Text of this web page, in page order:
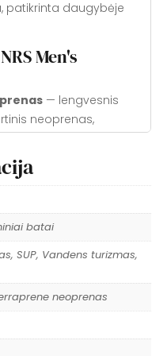
patikrinta daugybėje
Men's
— lengvesnis
neoprenas,
sukibimas ant
denio bet
neopreno
— vidus
sausesnės
batai
SUP, Vandens turizmas,
neoprenas